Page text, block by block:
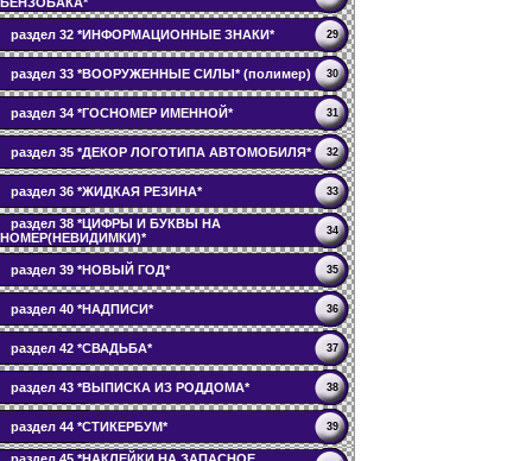
раздел 32 *ИНФОРМАЦИОННЫЕ ЗНАКИ* 29
раздел 33 *ВООРУЖЕННЫЕ СИЛЫ* (полимер) 30
раздел 34 *ГОСНОМЕР ИМЕННОЙ* 31
раздел 35 *ДЕКОР ЛОГОТИПА АВТОМОБИЛЯ* 32
раздел 36 *ЖИДКАЯ РЕЗИНА* 33
раздел 38 *ЦИФРЫ И БУКВЫ НА
НОМЕР(НЕВИДИМКИ)*
34
раздел 39 *НОВЫЙ ГОД* 35
раздел 40 *НАДПИСИ* 36
раздел 42 *СВАДЬБА* 37
раздел 43 *ВЫПИСКА ИЗ РОДДОМА* 38
раздел 44 *СТИКЕРБУМ* 39